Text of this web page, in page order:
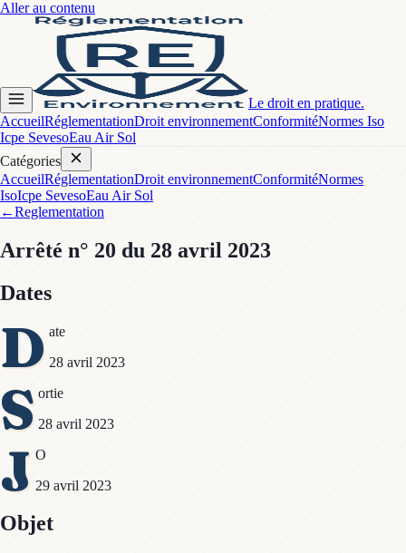
Aller au contenu
Le droit en pratique.
AccueilRéglementationDroit environnementConformitéNormes Iso
Icpe SevesoEau Air Sol
Catégories
AccueilRéglementationDroit environnementConformitéNormes
IsoIcpe SevesoEau Air Sol
←Reglementation
Arrêté n° 20 du 28 avril 2023
Dates
D ate
28 avril 2023
S ortie
28 avril 2023
J O
29 avril 2023
Objet